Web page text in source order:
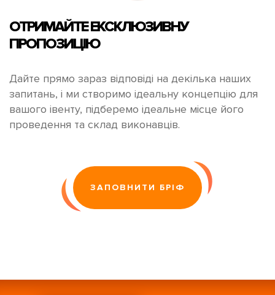
ОТРИМАЙТЕЕКСКЛЮЗИВНУ
ПРОПОЗИЦІЮ
Дайте прямо зараз відповіді на декілька наших
запитань, і ми створимо ідеальну концепцію для
вашого івенту, підберемо ідеальне місце його
проведення та склад виконавців.
ЗАПОВНИТИ БРІФ